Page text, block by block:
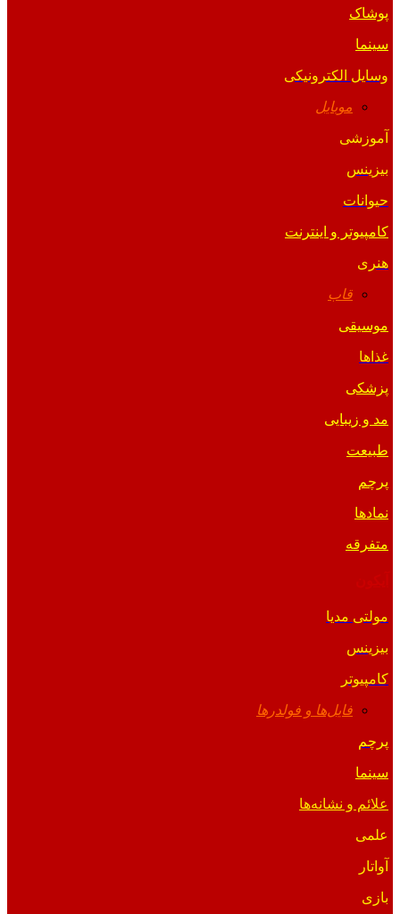
پوشاک
سینما
وسایل الکترونیکی
موبایل
آموزشی
بیزینس
حیوانات
کامپیوتر و اینترنت
هنری
قاب
موسیقی
غذاها
پزشکی
مد و زیبایی
طبیعت
پرچم
نمادها
متفرقه
مولتی مدیا
بیزینس
کامپیوتر
فایل‌ها و فولدرها
پرچم
سینما
علائم و نشانه‌ها
علمی
آواتار
بازی